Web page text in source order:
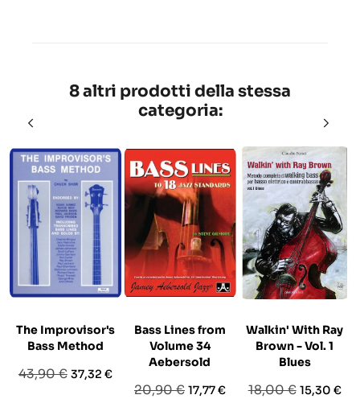
8 altri prodotti della stessa
categoria:
The Improvisor's
Bass Method
Prezzo
43,90 € Prezzo
37,32 €
Bass Lines from
Volume 34
Aebersold
Prezzo
20,90 € Prezzo
17,77 €
Walkin' With Ray
Brown - Vol. 1
Blues
Prezzo
18,00 € Prezzo
15,30 €